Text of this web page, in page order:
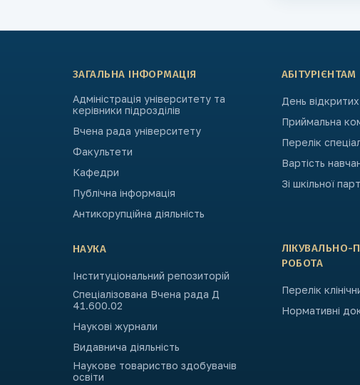
ЗАГАЛЬНА ІНФОРМАЦІЯ
Адміністрація університету та
керівники підрозділів
Вчена рада університету
Факультети
Кафедри
Публічна інформація
Антикорупційна діяльність
АБІТУРІЄНТАМ
День
Приймальна
Перелік
Вартість
Зі шкільної
НАУКА
Інституціональний репозиторій
Спеціалізована Вчена рада Д
41.600.02
Наукові журнали
Видавнича діяльність
Наукове товариство здобувачів
освіти
ЛІКУВАЛЬНО-
РОБОТА
Перелік
Нормативні